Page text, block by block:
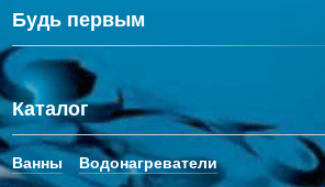
Будь первым
Каталог
Ванны
Водонагреватели